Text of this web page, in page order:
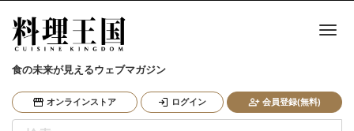
食の未来が見えるウェブマガジン
オンラインストア ログイン 会員登録(無料)
ナ